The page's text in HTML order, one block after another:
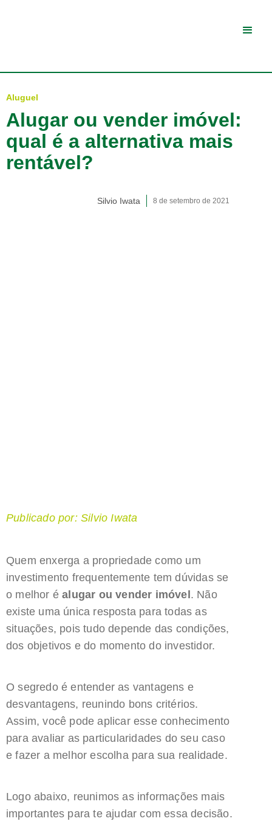
Aluguel
Alugar ou vender imóvel:
qual é a alternativa mais
rentável?
Silvio Iwata 8 de setembro de 2021
Publicado por: Silvio Iwata
Quem enxerga a propriedade como um
investimento frequentemente tem dúvidas se
o melhor éalugar ou vender imóvel . Não
existe uma única resposta para todas as
situações, pois tudo depende das condições,
dos objetivos e do momento do investidor.
O segredo é entender as vantagens e
desvantagens, reunindo bons critérios.
Assim, você pode aplicar esse conhecimento
para avaliar as particularidades do seu caso
e fazer a melhor escolha para sua realidade.
Logo abaixo, reunimos as informações mais
importantes para te ajudar com essa decisão.